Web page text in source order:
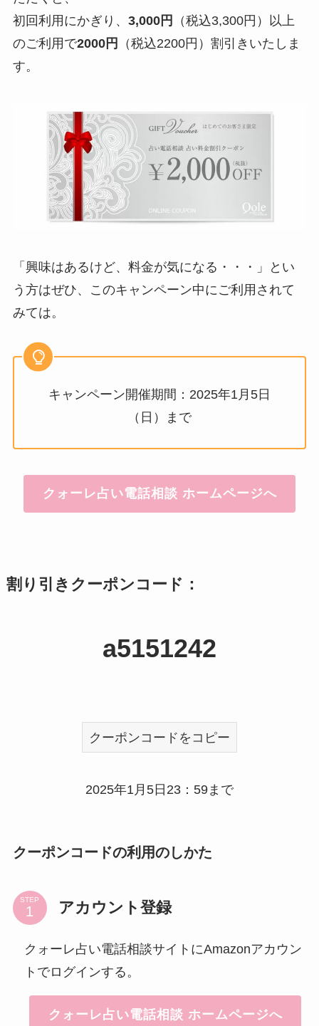
初回利用にかぎり、 3,000円
（税込3,300円）以上
のご利用で2000円
（税込2200円）割引きいたしま
す。
「興味はあるけど、料金が気になる・・・」とい
う方はぜひ、このキャンペーン中にご利用されて
みては。
キャンペーン開催期間：2025年1月5日
（日）まで
クォーレ占い電話相談 ホームページへ
割り引きクーポンコード：
a5151242
クーポンコードをコピー
2025年1月5日23：59まで
クーポンコードの利用のしかた
STEP アカウント登録
クォーレ占い電話相談サイトにAmazonアカウン
トでログインする。
クォーレ占い電話相談 ホームページへ